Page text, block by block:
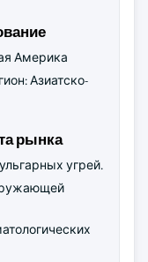
Америка
Азиатско-
рынка
угрей.